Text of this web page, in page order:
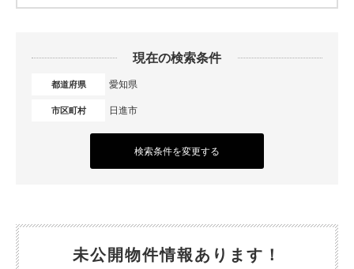
現在の検索条件
都道府県 愛知県
市区町村 日進市
検索条件を変更する
未公開物件情報あります！